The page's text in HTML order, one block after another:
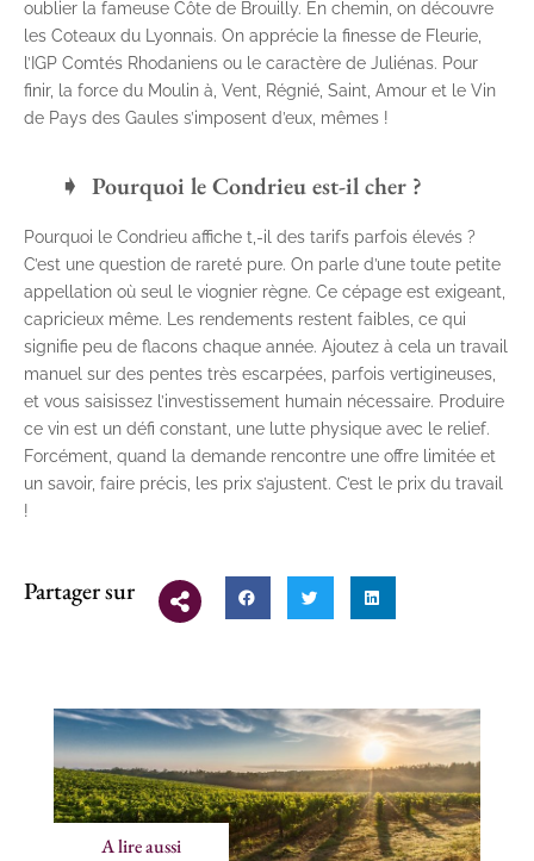
oublier la fameuse Côte de Brouilly. En chemin, on découvre
les Coteaux du Lyonnais. On apprécie la finesse de Fleurie,
l’IGP Comtés Rhodaniens ou le caractère de Juliénas. Pour
finir, la force du Moulin à, Vent, Régnié, Saint, Amour et le Vin
de Pays des Gaules s’imposent d’eux, mêmes !
Pourquoi le Condrieu est-il cher ?
Pourquoi le Condrieu affiche t,-il des tarifs parfois élevés ?
C’est une question de rareté pure. On parle d’une toute petite
appellation où seul le viognier règne. Ce cépage est exigeant,
capricieux même. Les rendements restent faibles, ce qui
signifie peu de flacons chaque année. Ajoutez à cela un travail
manuel sur des pentes très escarpées, parfois vertigineuses,
et vous saisissez l’investissement humain nécessaire. Produire
ce vin est un défi constant, une lutte physique avec le relief.
Forcément, quand la demande rencontre une offre limitée et
un savoir, faire précis, les prix s’ajustent. C’est le prix du travail
!
Partager sur
A lire aussi